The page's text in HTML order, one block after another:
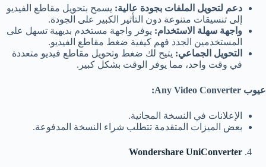
دعم لتحويل الملفات بجودة عالية: يسمح بتحويل مقاطع الفيديو
إلى تنسيقات متنوعة دون التأثير الكبير على الجودة.
واجهة سهلة الاستخدام: يوفر واجهة مستخدم بديهية تسهل على
المستخدمين الجدد فهم كيفية ضغط مقاطع الفيديو.
التحويل الجماعي: يتيح لك ضغط وتحويل مقاطع فيديو متعددة
في وقت واحد، مما يوفر الوقت بشكل كبير.
عيوب
الإعلانات في النسخة المجانية.
بعض الميزات المتقدمة تتطلب شراء النسخة المدفوعة.
Wondershare UniConverter